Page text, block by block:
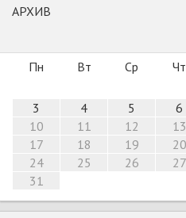
АРХИВ
Пн Вт Ср Чт
3
4 5 6
10
11 12 13
17
18 19 20
24
25 26 27
31